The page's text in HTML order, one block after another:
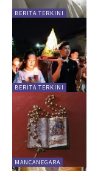
BERITA TERKINI
BERITA TERKINI
MANCANEGARA